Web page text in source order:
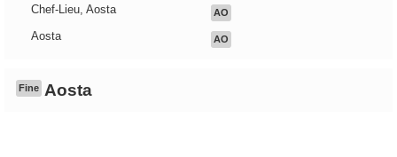
Chef-Lieu, Aosta AO
Aosta AO
Fine Aosta